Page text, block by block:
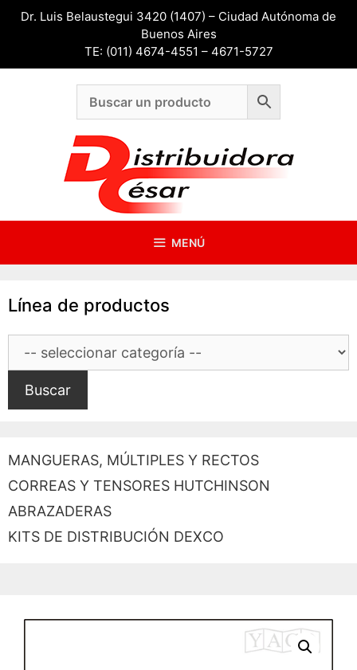
SaltarDr. Luis Belaustegui 3420 (1407) – Ciudad Autónoma de
Buenos Aires
TE: (011) 4674-4551 – 4671-5727
MENÚ
Línea de productos
Buscar
MANGUERAS, MÚLTIPLES Y RECTOS
CORREAS Y TENSORES HUTCHINSON
ABRAZADERAS
KITS DE DISTRIBUCIÓN DEXCO